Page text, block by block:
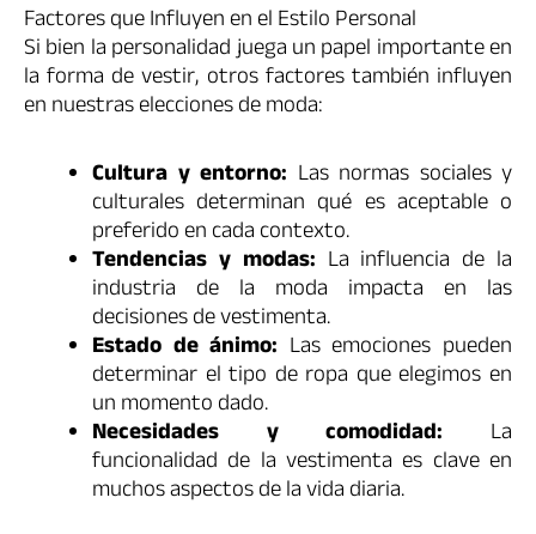
Factores que Influyen en el Estilo Personal
Si bien la personalidad juega un papel importante en
la forma de vestir, otros factores también influyen
en nuestras elecciones de moda:
Cultura y entorno: Las normas sociales y
culturales determinan qué es aceptable o
preferido en cada contexto.
Tendencias y modas: La influencia de la
industria de la moda impacta en las
decisiones de vestimenta.
Estado de ánimo: Las emociones pueden
determinar el tipo de ropa que elegimos en
un momento dado.
Necesidades y comodidad: La
funcionalidad de la vestimenta es clave en
muchos aspectos de la vida diaria.